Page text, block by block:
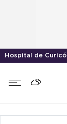
Hospital de Curicó